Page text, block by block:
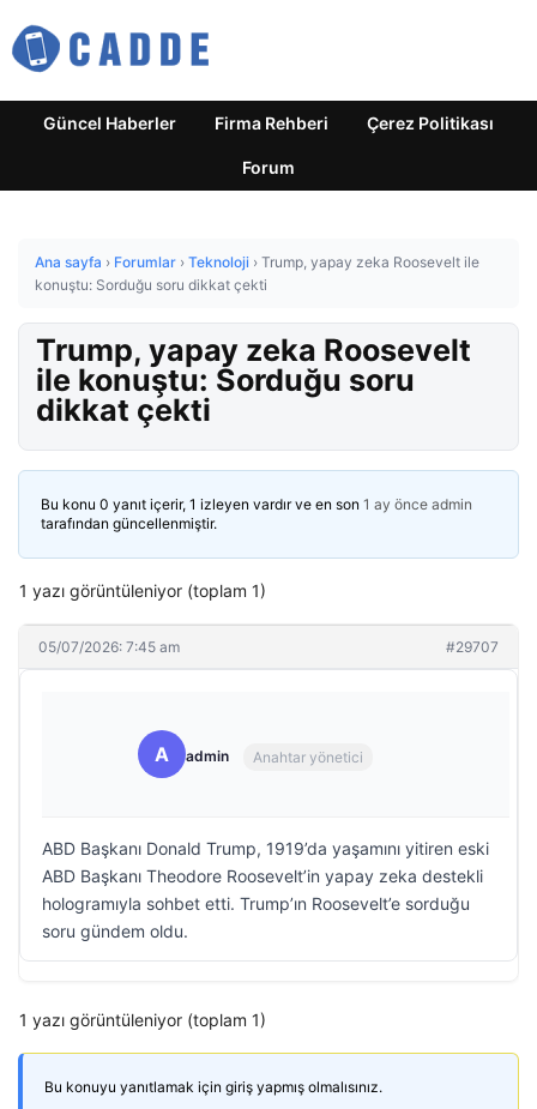
Güncel Haberler Firma Rehberi Çerez Politikası
Forum
Ana sayfa › Forumlar › Teknoloji › Trump, yapay zeka Roosevelt ile
konuştu: Sorduğu soru dikkat çekti
Trump, yapay zeka Roosevelt
ile konuştu: Sorduğu soru
dikkat çekti
Bu konu 0 yanıt içerir, 1 izleyen vardır ve en son 1 ay önce admin
tarafından güncellenmiştir.
1 yazı görüntüleniyor (toplam 1)
05/07/2026: 7:45 am #29707
A admin Anahtar yönetici
ABD Başkanı Donald Trump, 1919’da yaşamını yitiren eski
ABD Başkanı Theodore Roosevelt’in yapay zeka destekli
hologramıyla sohbet etti. Trump’ın Roosevelt’e sorduğu
soru gündem oldu.
1 yazı görüntüleniyor (toplam 1)
Bu konuyu yanıtlamak için giriş yapmış olmalısınız.